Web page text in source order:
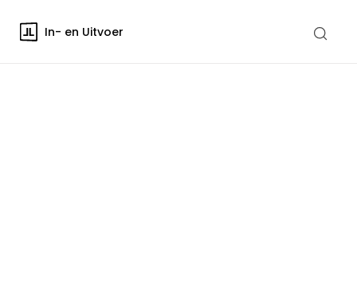
In- en Uitvoer